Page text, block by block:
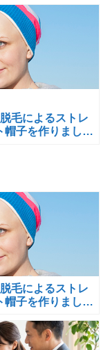
毛によるストレ
帽子を作りまし
毛によるストレ
帽子を作りまし